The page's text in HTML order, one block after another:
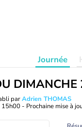
Journée
parAdrien THOMAS
15h00 - Prochaine mise à